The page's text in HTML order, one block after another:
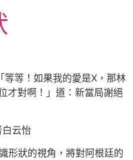
等等！如果我的愛是X，那林
才對啊！」道：新當局謝絕
云怡
形狀的視角，將對阿根廷的